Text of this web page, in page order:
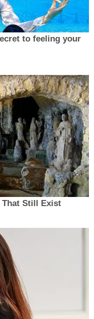
to feeling your
That Still Exist